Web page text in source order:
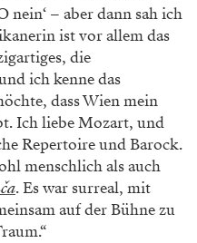
nein‘ – aber dann sah ich
ist vor allem das
die
ich kenne das
dass Wien mein
Ich liebe Mozart, und
Repertoire und Barock.
menschlich als auch
. Es war surreal, mit
auf der Bühne zu